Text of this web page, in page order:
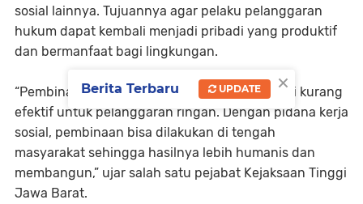
sosial lainnya. Tujuannya agar pelaku pelanggaran
hukum dapat kembali menjadi pribadi yang produktif
dan bermanfaat bagi lingkungan.
“Pembinaan di dalam penjara selama ini dinilai kurang
efektif untuk pelanggaran ringan. Dengan pidana kerja
sosial, pembinaan bisa dilakukan di tengah
masyarakat sehingga hasilnya lebih humanis dan
membangun,” ujar salah satu pejabat Kejaksaan Tinggi
Jawa Barat.
×
Berita Terbaru UPDATE